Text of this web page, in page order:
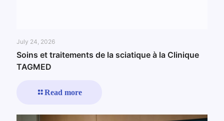
July 24, 2026
Soins et traitements de la sciatique à la Clinique
TAGMED
Read more